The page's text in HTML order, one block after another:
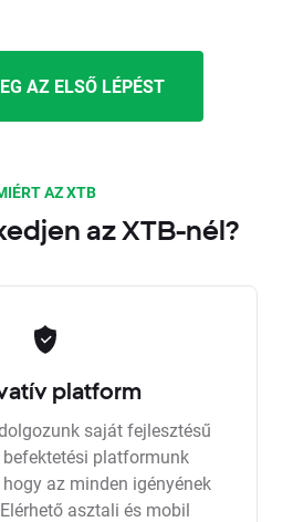
AZ ELSŐ LÉPÉST
AZ XTB
az XTB-nél?
platform
saját fejlesztésű
platformunk
az minden igényének
asztali és mobil